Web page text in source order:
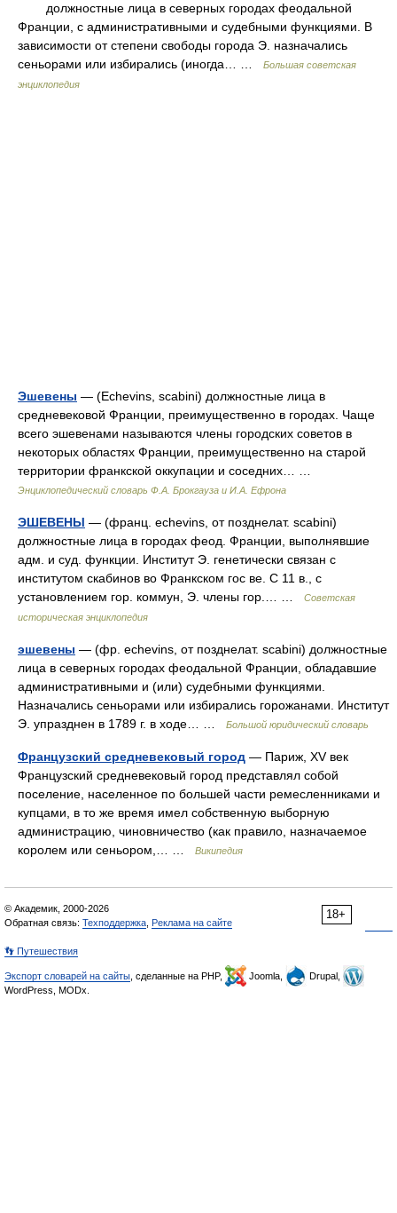
должностные лица в северных городах феодальной
Франции, с административными и судебными функциями. В
зависимости от степени свободы города Э. назначались
сеньорами или избирались (иногда… …
Большая советская
энциклопедия
Эшевены — (Echevins, scabini) должностные лица в
средневековой Франции, преимущественно в городах. Чаще
всего эшевенами называются члены городских советов в
некоторых областях Франции, преимущественно на старой
территории франкской оккупации и соседних… …
Энциклопедический словарь Ф.А. Брокгауза и И.А. Ефрона
ЭШЕВЕНЫ — (франц. echevins, от позднелат. scabini)
должностные лица в городах феод. Франции, выполнявшие
адм. и суд. функции. Институт Э. генетически связан с
институтом скабинов во Франкском гос ве. С 11 в., с
установлением гор. коммун, Э. члены гор.… …
Советская
историческая энциклопедия
эшевены — (фр. echevins, от позднелат. scabini) должностные
лица в северных городах феодальной Франции, обладавшие
административными и (или) судебными функциями.
Назначались сеньорами или избирались горожанами. Институт
Э. упразднен в 1789 г. в ходе… …
Большой юридический словарь
Французский средневековый город — Париж, XV век
Французский средневековый город представлял собой
поселение, населенное по большей части ремесленниками и
купцами, в то же время имел собственную выборную
администрацию, чиновничество (как правило, назначаемое
королем или сеньором,… …
Википедия
18+
© Академик, 2000-2026
Обратная связь: Техподдержка Реклама на сайте
👣 Путешествия
Экспорт словарей на сайты , сделанные на PHP, Joomla,
Drupal,
WordPress, MODx.